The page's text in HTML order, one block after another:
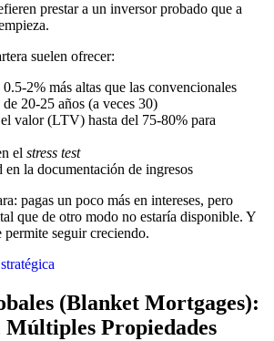
prestar a un inversor probado que a
suelen ofrecer:
0.5-2% más altas que las convencionales
20-25 años (a veces 30)
valor (LTV) hasta del 75-80% para
el stress test
la documentación de ingresos
pagas un poco más en intereses, pero
que de otro modo no estaría disponible. Y
permite seguir creciendo.
(Blanket Mortgages):
Múltiples Propiedades